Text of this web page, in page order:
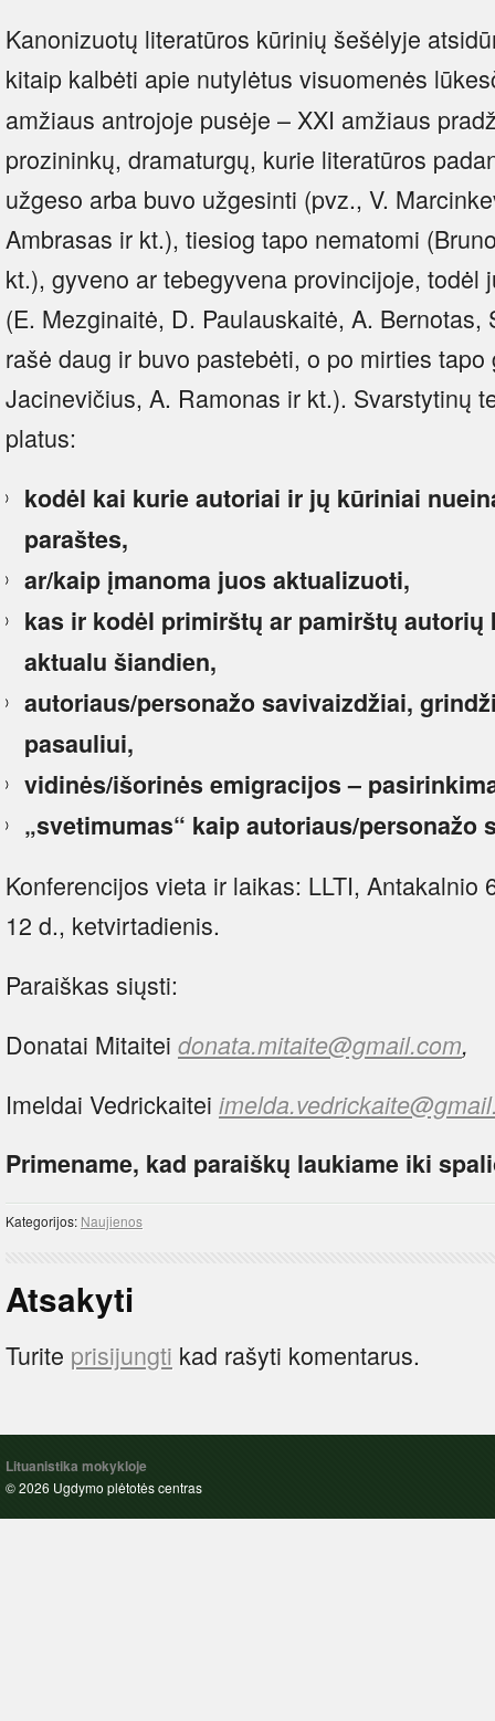
Kanonizuotų literatūros kūrinių šešėlyje
kitaip kalbėti apie nutylėtus visuomenės
amžiaus antrojoje pusėje – XXI amžiaus
prozininkų, dramaturgų, kurie literatūros
užgeso arba buvo užgesinti (pvz., V.
Ambrasas ir kt.), tiesiog tapo nematomi
kt.), gyveno ar tebegyvena provincijoje, todėl
(E. Mezginaitė, D. Paulauskaitė, A.
rašė daug ir buvo pastebėti, o po mirties
Jacinevičius, A. Ramonas ir kt.). Svarstytinų
platus:
kodėl kai kurie autoriai ir jų kūriniai
paraštes,
ar/kaip įmanoma juos aktualizuoti,
kas ir kodėl primirštų ar pamirštų
aktualu šiandien,
autoriaus/personažo savivaizdžiai,
pasauliui,
vidinės/išorinės emigracijos –
„svetimumas“ kaip autoriaus/personažo
Konferencijos vieta ir laikas: LLTI, Antakalnio
12 d., ketvirtadienis.
Paraiškas siųsti:
Donatai Mitaitei donata.mitaite@gmail.com,
Imeldai Vedrickaitei
Primename, kad paraiškų laukiame iki
Kategorijos: Naujienos
Atsakyti
Turite prisijungti kad rašyti komentarus.
Lituanistika mokykloje
© 2026 Ugdymo plėtotės centras